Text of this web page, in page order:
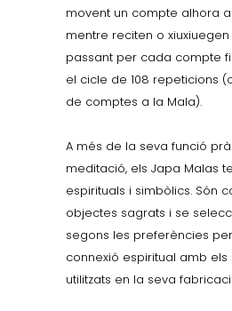
movent un compte alhora
mentre reciten o
passant per cada compte
el cicle de 108 repeticions
de comptes a la Mala).
A més de la seva funció
meditació, els Japa Malas
espirituals i simbòlics. Són
objectes sagrats i se
segons les preferències
connexió espiritual amb els
utilitzats en la seva